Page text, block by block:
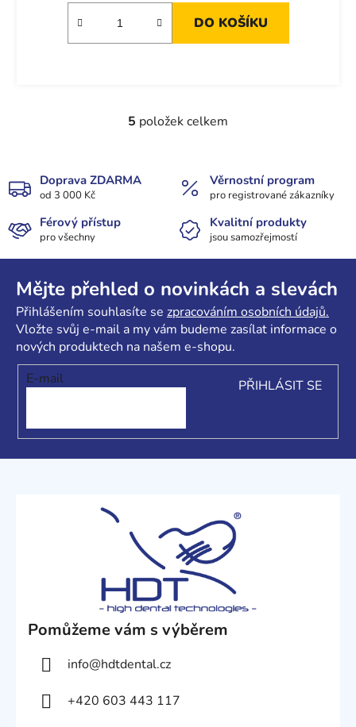
DO KOŠÍKU
O
á
d
a
c
r
v
k
y
v
p
s
u
5 položek celkem
Doprava ZDARMA
od 3 000 Kč
Věrnostní program
pro registrované zákazníky
Férový přístup
pro všechny
Kvalitní produkty
jsou samozřejmostí
Mějte přehled o novinkách a slevách
Přihlášením souhlasíte se zpracováním osobních údajů.
Vložte svůj e-mail a my vám budeme zasílat informace o
nových produktech na našem e-shopu.
E-mail
PŘIHLÁSIT SE
Pomůžeme vám s výběrem
info@hdtdental.cz
+420 603 443 117